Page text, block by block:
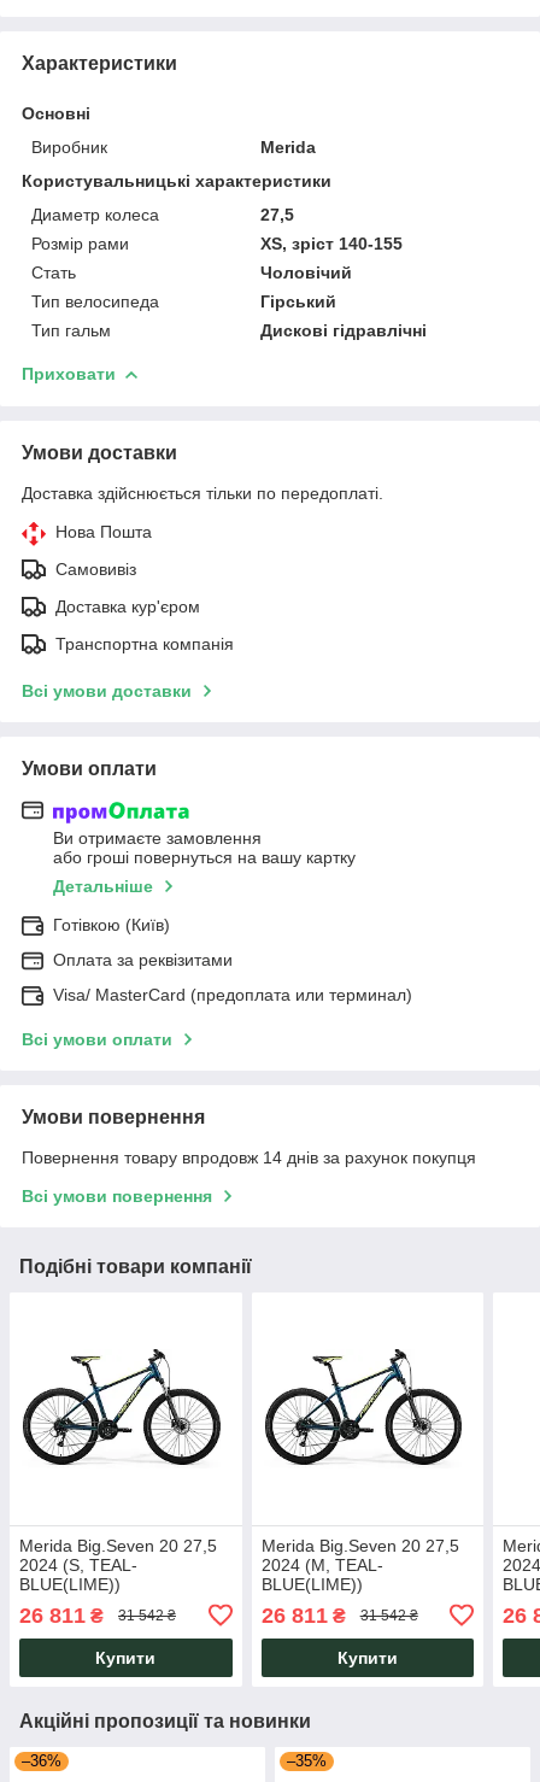
Характеристики
Основні
Виробник
Merida
Користувальницькі характеристики
Диаметр колеса
27,5
Розмір рами
XS, зріст 140-155
Стать
Чоловічий
Тип велосипеда
Гірський
Тип гальм
Дискові гідравлічні
Приховати
Умови доставки
Доставка здійснюється тільки по передоплаті.
Нова Пошта
Самовивіз
Доставка кур'єром
Транспортна компанія
Всі умови доставки
Умови оплати
Ви отримаєте замовлення
або гроші повернуться на вашу картку
Детальніше
Готівкою (Київ)
Оплата за реквізитами
Visa/ MasterCard (предоплата или терминал)
Всі умови оплати
Умови повернення
Повернення товару впродовж 14 днів за рахунок покупця
Всі умови повернення
Подібні товари компанії
Merida Big.Seven 20 27,5
2024 (S, TEAL-
BLUE(LIME))
26 811 ₴ 31 542 ₴
Купити
Merida Big.Seven 20 27,5
2024 (M, TEAL-
BLUE(LIME))
26 811₴ 31 542 ₴
Купити
26
Акційні пропозиції та новинки
–36% –35%